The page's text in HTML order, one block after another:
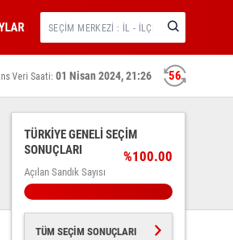
55
Veri Saati: 01 Nisan 2024, 21:26
TÜRKİYE GENELİ SEÇİM
SONUÇLARI
Açılan Sandık Sayısı
%100.00
TÜM SEÇİM SONUÇLARI